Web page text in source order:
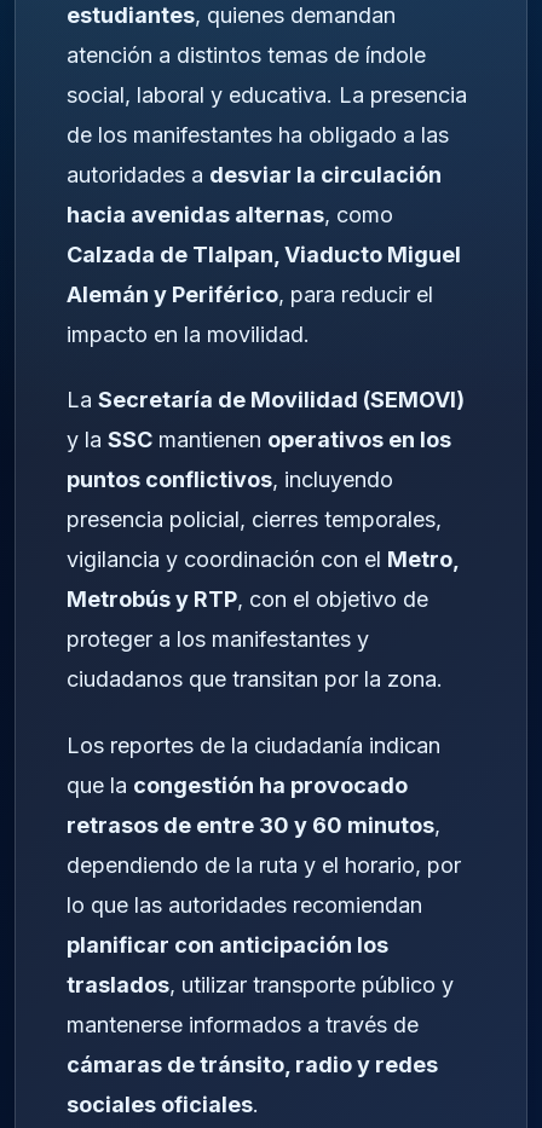
estudiantes, quienes demandan
atención a distintos temas de índole
social, laboral y educativa. La presencia
de los manifestantes ha obligado a las
autoridades a desviar la circulación
hacia avenidas alternas, como
Calzada de Tlalpan, Viaducto Miguel
Alemán y Periférico, para reducir el
impacto en la movilidad.
La Secretaría de Movilidad (SEMOVI)
y la SSC mantienen operativos en los
puntos conflictivos, incluyendo
presencia policial, cierres temporales,
vigilancia y coordinación con el Metro,
Metrobús y RTP, con el objetivo de
proteger a los manifestantes y
ciudadanos que transitan por la zona.
Los reportes de la ciudadanía indican
que la congestión ha provocado
retrasos de entre 30 y 60 minutos,
dependiendo de la ruta y el horario, por
lo que las autoridades recomiendan
planificar con anticipación los
traslados, utilizar transporte público y
mantenerse informados a través de
cámaras de tránsito, radio y redes
sociales oficiales.